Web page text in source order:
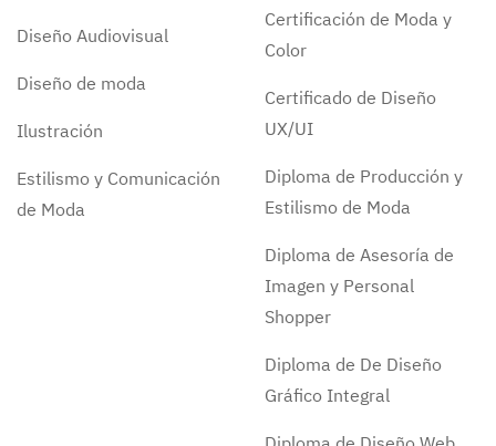
Diseño Audiovisual
Diseño de moda
Ilustración
Estilismo y Comunicación
de Moda
Certificación de Moda y
Color
Certificado de Diseño
UX/UI
Diploma de Producción y
Estilismo de Moda
Diploma de Asesoría de
Imagen y Personal
Shopper
Diploma de De Diseño
Gráfico Integral